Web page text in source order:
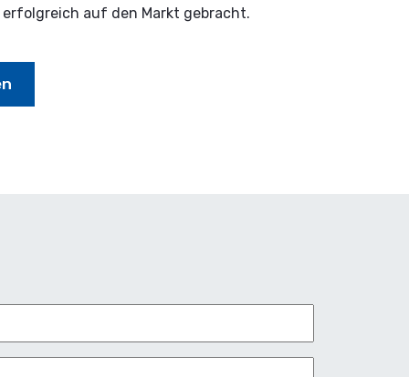
auf den Markt gebracht.